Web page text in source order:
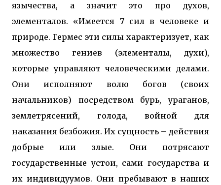
язычества, а значит это про духов,
элементалов. «Имеется 7 сил в человеке и
природе. Гермес эти силы характеризует, как
множество гениев (элементалы, духи),
которые управляют человеческими делами.
Они исполняют волю богов (своих
начальников) посредством бурь, ураганов,
землетрясений, голода, войной для
наказания безбожия. Их сущность – действия
добрые или злые. Они потрясают
государственные устои, сами государства и
их индивидуумов. Они пребывают в наших